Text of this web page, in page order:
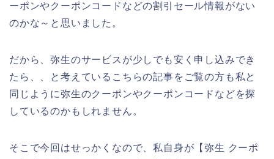
ーポンやクーポンコードなどの割引セール情報がない
のかな～と思いました。
だから、弥生のサービスが少しでも安く申し込みでき
たら、、と考えているこちらの記事をご覧の方も私と
同じように弥生のクーポンやクーポンコードなどを探
しているのかもしれません。
そこで今回はせっかくなので、私自身が【弥生 クーポ